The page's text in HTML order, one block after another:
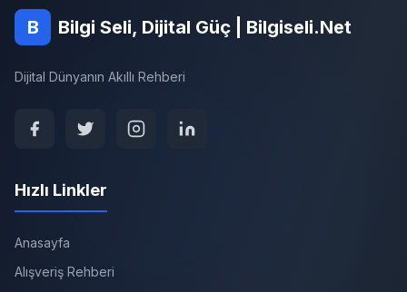
B Bilgi Seli, Dijital Güç | Bilgiseli.Net
Dijital Dünyanın Akıllı Rehberi
Hızlı Linkler
Anasayfa
Alışveriş Rehberi